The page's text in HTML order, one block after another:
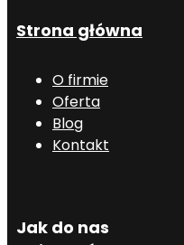
Strona główna
O firmie
Oferta
Blog
Kontakt
Jak do nas